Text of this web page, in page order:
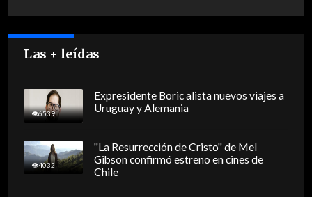
Las + leídas
6539
Expresidente Boric alista nuevos viajes a
Uruguay y Alemania
4032
"La Resurrección de Cristo" de Mel
Gibson confirmó estreno en cines de
Chile